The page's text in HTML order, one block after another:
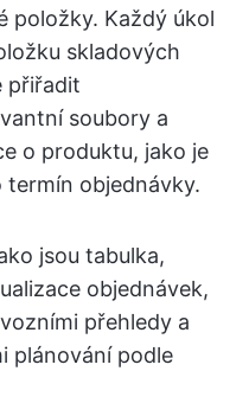
položky. Každý úkol
skladových
přiřadit
soubory a
o produktu, jako je
objednávky.
jsou tabulka,
objednávek,
přehledy a
plánování podle